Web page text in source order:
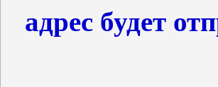
адрес будет